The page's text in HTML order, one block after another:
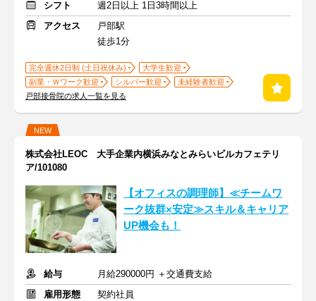
シフト
週2日以上 1日3時間以上
アクセス
戸部駅
徒歩1分
完全週休2日制 (土日祝休み)
大学生歓迎
副業・Ｗワーク歓迎
シルバー歓迎
未経験者歓迎
戸部接骨院の求人一覧を見る
NEW
株式会社LEOC 大手企業内横浜みなとみらいビルカフェテリ
ア/101080
【オフィスの調理師】≪チームワ
ーク抜群×安定≫スキル＆キャリア
UP機会も！
給与
月給290000円 ＋交通費支給
雇用形態
契約社員